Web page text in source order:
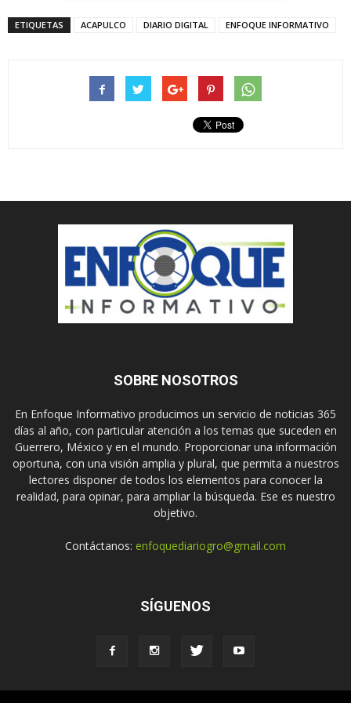
ETIQUETAS ACAPULCO DIARIO DIGITAL ENFOQUE INFORMATIVO
SOBRE NOSOTROS
En Enfoque Informativo producimos un servicio de noticias 365
días al año, con particular atención a los temas que suceden en
Guerrero, México y en el mundo. Proporcionar una información
oportuna, con una visión amplia y plural, que permita a nuestros
lectores disponer de todos los elementos para conocer la
realidad, para opinar, para ampliar la búsqueda. Ese es nuestro
objetivo.
Contáctanos: enfoquediariogro@gmail.com
SÍGUENOS